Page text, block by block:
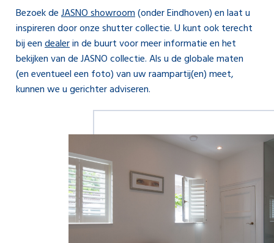
Bezoek deJASNO showroom(onder Eindhoven) en laat u
inspireren door onze shutter collectie. U kunt ook terecht
bij eendealerin de buurt voor meer informatie en het
bekijken van de JASNO collectie. Als u de globale maten
(en eventueel een foto) van uw raampartij(en) meet,
kunnen we u gerichter adviseren.